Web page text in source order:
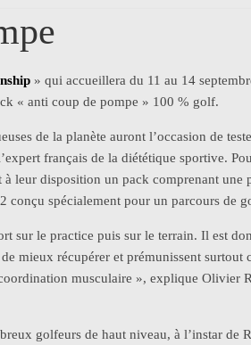
» qui accueillera du 11 au 14
« anti coup de pompe » 100 % golf.
de la planète auront l’occasion de
français de la diététique sportive.
leur disposition un pack comprenant une
conçu spécialement pour un parcours de
sur le practice puis sur le terrain. Il est
mieux récupérer et prémunissent
musculaire », explique Olivier
golfeurs de haut niveau, à l’instar